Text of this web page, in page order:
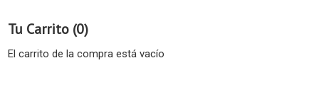
Tu Carrito (0)
El carrito de la compra está vacío